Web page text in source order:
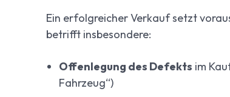
Ein erfolgreicher Verkauf setzt
betrifft insbesondere:
Offenlegung des Defekts im
Fahrzeug“)